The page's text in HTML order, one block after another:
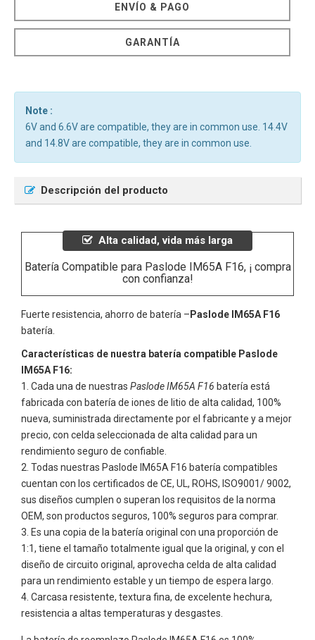
ENVÍO & PAGO
GARANTÍA
Note :
6V and 6.6V are compatible, they are in common use. 14.4V
and 14.8V are compatible, they are in common use.
Descripción del producto
Alta calidad, vida más larga
Batería Compatible para Paslode IM65A F16, ¡ compra
con confianza!
Fuerte resistencia, ahorro de batería – Paslode IM65A F16
batería.
Características de nuestra batería compatible Paslode
IM65A F16:
Cada una de nuestras Paslode IM65A F16 batería está
fabricada con batería de iones de litio de alta calidad, 100%
nueva, suministrada directamente por el fabricante y a mejor
precio, con celda seleccionada de alta calidad para un
rendimiento seguro de confiable.
Todas nuestras Paslode IM65A F16 batería compatibles
cuentan con los certificados de CE, UL, ROHS, ISO9001/ 9002,
sus diseños cumplen o superan los requisitos de la norma
OEM, son productos seguros, 100% seguros para comprar.
Es una copia de la batería original con una proporción de
1:1, tiene el tamaño totalmente igual que la original, y con el
diseño de circuito original, aprovecha celda de alta calidad
para un rendimiento estable y un tiempo de espera largo.
Carcasa resistente, textura fina, de excelente hechura,
resistencia a altas temperaturas y desgastes.